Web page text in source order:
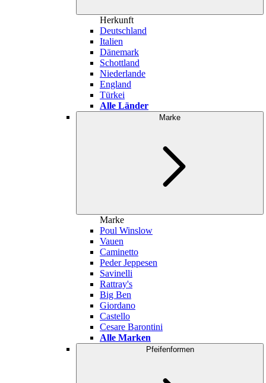
Herkunft
Deutschland
Italien
Dänemark
Schottland
Niederlande
England
Türkei
Alle Länder
Marke
Marke
Poul Winslow
Vauen
Caminetto
Peder Jeppesen
Savinelli
Rattray's
Big Ben
Giordano
Castello
Cesare Barontini
Alle Marken
Pfeifenformen